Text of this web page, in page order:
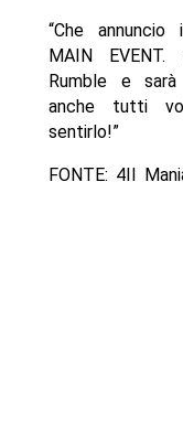
“Che
MAIN
Rumble e
anche tutti
sentirlo!”
FONTE: 4II